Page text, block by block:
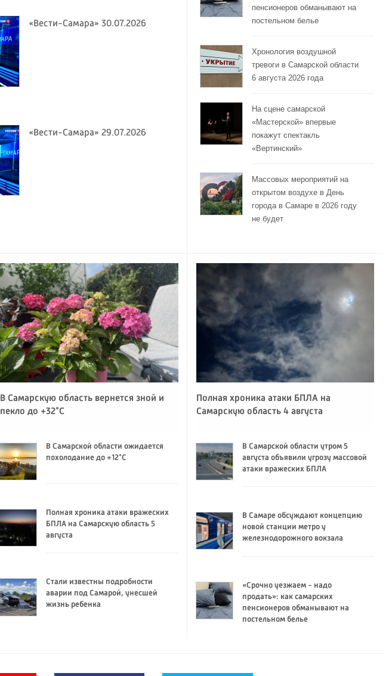
«Вести-Самара» 30.07.2026
«Вести-Самара» 29.07.2026
пенсионеров обманывают на
постельном белье
Хронология воздушной
тревоги в Самарской области
6 августа 2026 года
На сцене самарской
«Мастерской» впервые
покажут спектакль
«Вертинский»
Массовых мероприятий на
открытом воздухе в День
города в Самаре в 2026 году
не будет
В Самарскую область вернется зной и
пекло до +32°C
В Самарской области ожидается
похолодание до +12°C
Полная хроника атаки вражеских
БПЛА на Самарскую область 5
августа
Стали известны подробности
аварии под Самарой, унесшей
жизнь ребенка
Полная хроника атаки БПЛА на
Самарскую область 4 августа
В Самарской области утром 5
августа объявили угрозу массовой
атаки вражеских БПЛА
В Самаре обсуждают концепцию
новой станции метро у
железнодорожного вокзала
«Срочно уезжаем - надо
продать»: как самарских
пенсионеров обманывают на
постельном белье